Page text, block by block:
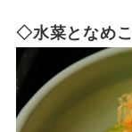
◇水菜となめ